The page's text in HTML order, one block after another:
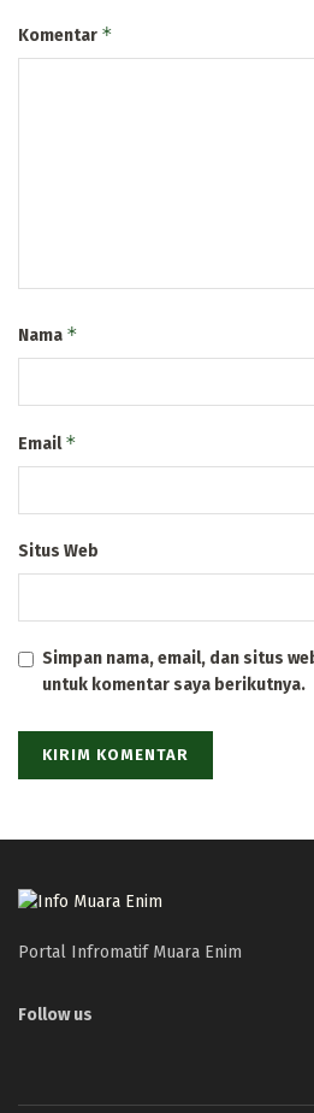
Komentar *
Nama *
Email*
Situs Web
Simpan nama, email, dan situs
untuk komentar saya berikutnya.
Portal Infromatif Muara Enim
Follow us